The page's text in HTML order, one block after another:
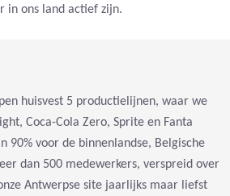
in ons land actief zijn.
huisvest 5 productielijnen, waar we
Coca-Cola Zero, Sprite en Fanta
90% voor de binnenlandse, Belgische
dan 500 medewerkers, verspreid over
Antwerpse site jaarlijks maar liefst